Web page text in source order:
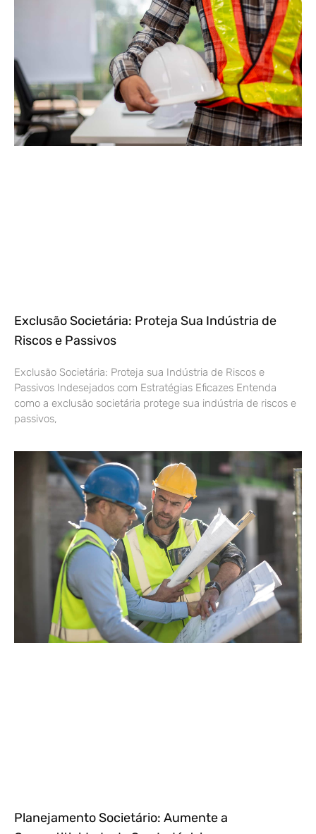
Exclusão Societária: Proteja Sua Indústria de
Riscos e Passivos
Exclusão Societária: Proteja sua Indústria de Riscos e
Passivos Indesejados com Estratégias Eficazes Entenda
como a exclusão societária protege sua indústria de riscos e
passivos,
Planejamento Societário: Aumente a